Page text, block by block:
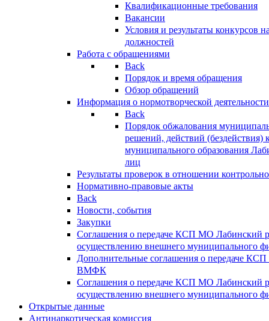
Квалификационные требования
Вакансии
Условия и результаты конкурсов
должностей
Работа с обращениями
Back
Порядок и время обращения
Обзор обращений
Информация о нормотворческой деятельности
Back
Порядок обжалования
решений, действий (бездействия)
муниципального образования
лиц
Результаты проверок в отношении
Нормативно-правовые акты
Back
Новости, события
Закупки
Соглашения о передаче КСП МО Лабинский
осуществлению внешнего муниципального
Дополнительные соглашения о передаче
ВМФК
Соглашения о передаче КСП МО Лабинский
осуществлению внешнего муниципального
Открытые данные
Антинаркотическая комиссия